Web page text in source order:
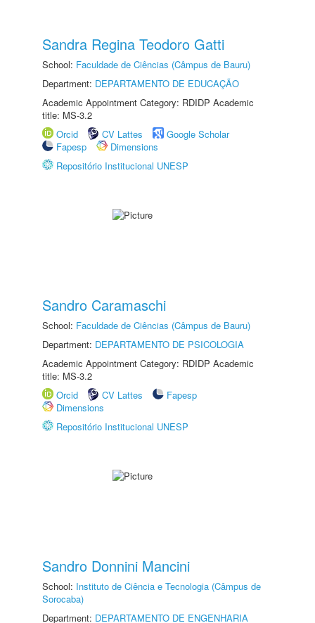
Sandra Regina Teodoro Gatti
School: Faculdade de Ciências (Câmpus de Bauru)
Department: DEPARTAMENTO DE EDUCAÇÃO
Academic Appointment Category: RDIDP Academic
title: MS-3.2
Orcid
CV Lattes
Google Scholar
Fapesp
Dimensions
Repositório Institucional UNESP
Sandro Caramaschi
School: Faculdade de Ciências (Câmpus de Bauru)
Department: DEPARTAMENTO DE PSICOLOGIA
Academic Appointment Category: RDIDP Academic
title: MS-3.2
Orcid
CV Lattes
Fapesp
Dimensions
Repositório Institucional UNESP
Sandro Donnini Mancini
School: Instituto de Ciência e Tecnologia (Câmpus de
Sorocaba)
Department: DEPARTAMENTO DE ENGENHARIA